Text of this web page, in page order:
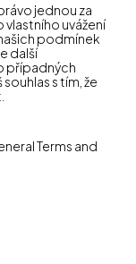
jednou za
uvážení
podmínek
další
případných
s tím, že
Terms and